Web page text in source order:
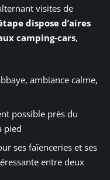
visites de
dispose d’aires
camping-cars,
ambiance calme,
possible près du
pied
ses faïenceries et ses
entre deux